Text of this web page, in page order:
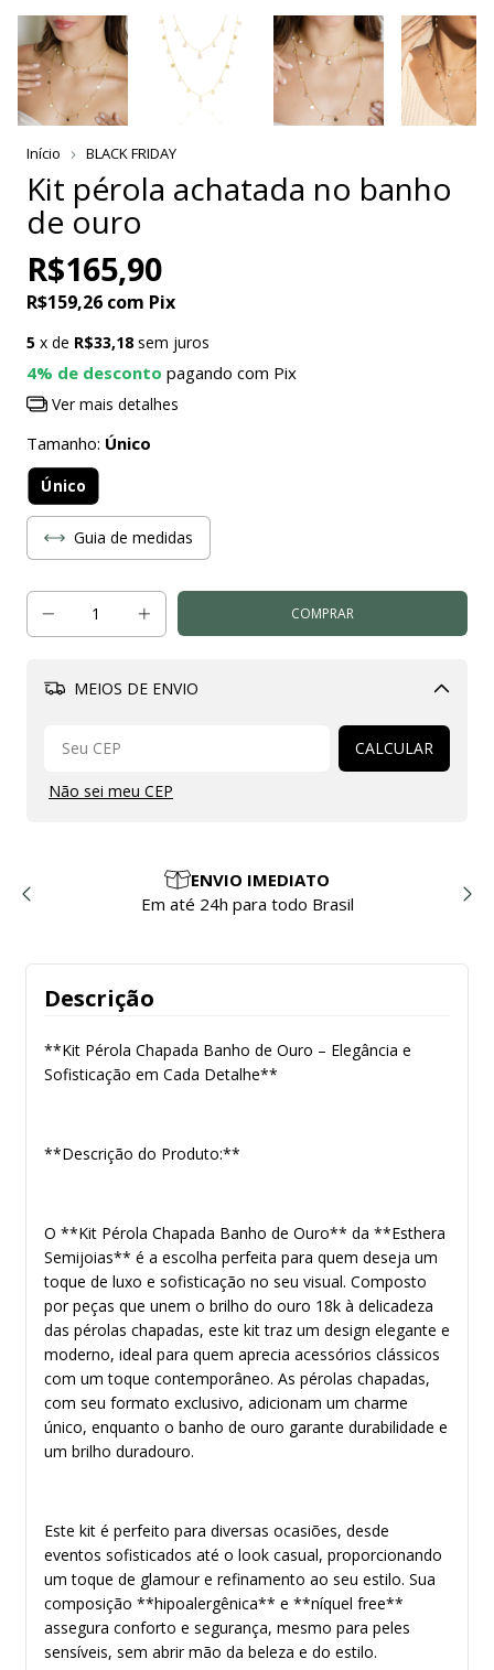
Início BLACK FRIDAY
Kit pérola achatada no banho
de ouro
R$165,90
R$159,26 com Pix
5 x de R$33,18 sem juros
4% de desconto pagando com Pix
Ver mais detalhes
Tamanho: Único
Único
Guia de medidas
MEIOS DE ENVIO
Alterar CEP
CALCULAR
Não sei meu CEP
ENVIO IMEDIATO
Em até 24h para todo Brasil
Descrição
**Kit Pérola Chapada Banho de Ouro – Elegância e
Sofisticação em Cada Detalhe**
**Descrição do Produto:**
O **Kit Pérola Chapada Banho de Ouro** da **Esthera
Semijoias** é a escolha perfeita para quem deseja um
toque de luxo e sofisticação no seu visual. Composto
por peças que unem o brilho do ouro 18k à delicadeza
das pérolas chapadas, este kit traz um design elegante e
moderno, ideal para quem aprecia acessórios clássicos
com um toque contemporâneo. As pérolas chapadas,
com seu formato exclusivo, adicionam um charme
único, enquanto o banho de ouro garante durabilidade e
um brilho duradouro.
Este kit é perfeito para diversas ocasiões, desde
eventos sofisticados até o look casual, proporcionando
um toque de glamour e refinamento ao seu estilo. Sua
composição **hipoalergênica** e **níquel free**
assegura conforto e segurança, mesmo para peles
sensíveis, sem abrir mão da beleza e do estilo.